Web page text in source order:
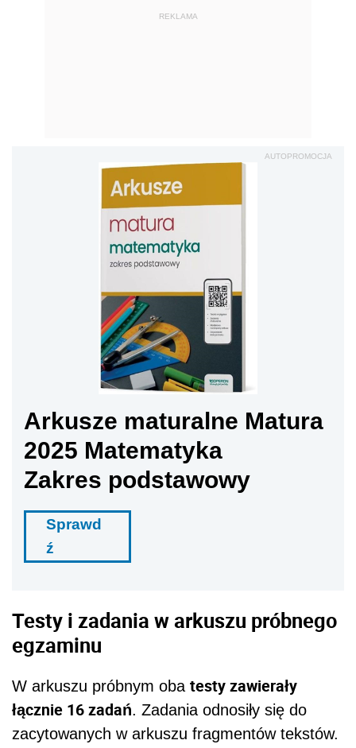
REKLAMA
AUTOPROMOCJA
Arkusze maturalne Matura
2025 Matematyka
Zakres podstawowy
Sprawd
ź
Testy i zadania w arkuszu próbnego
egzaminu
W arkuszu próbnym oba testy zawierały
łącznie 16 zadań. Zadania odnosiły się do
zacytowanych w arkuszu fragmentów tekstów.